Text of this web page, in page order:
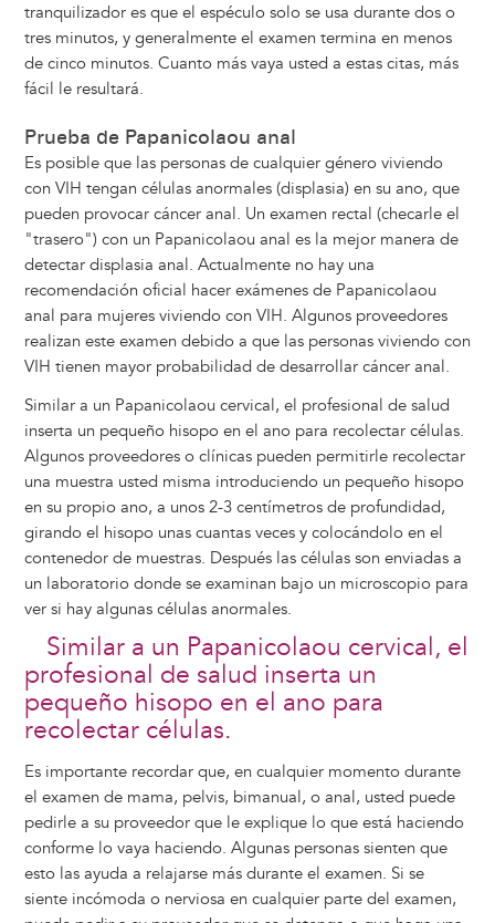
tranquilizador es que el espéculo solo se usa durante dos o
tres minutos, y generalmente el examen termina en menos
de cinco minutos. Cuanto más vaya usted a estas citas, más
fácil le resultará.
Prueba de Papanicolaou anal
Es posible que las personas de cualquier género viviendo
con VIH tengan células anormales (displasia) en su ano, que
pueden provocar cáncer anal. Un examen rectal (checarle el
"trasero") con un Papanicolaou anal es la mejor manera de
detectar displasia anal. Actualmente no hay una
recomendación oficial hacer exámenes de Papanicolaou
anal para mujeres viviendo con VIH. Algunos proveedores
realizan este examen debido a que las personas viviendo con
VIH tienen mayor probabilidad de desarrollar cáncer anal.
Similar a un Papanicolaou cervical, el profesional de salud
inserta un pequeño hisopo en el ano para recolectar células.
Algunos proveedores o clínicas pueden permitirle recolectar
una muestra usted misma introduciendo un pequeño hisopo
en su propio ano, a unos 2-3 centímetros de profundidad,
girando el hisopo unas cuantas veces y colocándolo en el
contenedor de muestras. Después las células son enviadas a
un laboratorio donde se examinan bajo un microscopio para
ver si hay algunas células anormales.
Similar a un Papanicolaou cervical, el
profesional de salud inserta un
pequeño hisopo en el ano para
recolectar células.
Es importante recordar que, en cualquier momento durante
el examen de mama, pelvis, bimanual, o anal, usted puede
pedirle a su proveedor que le explique lo que está haciendo
conforme lo vaya haciendo. Algunas personas sienten que
esto las ayuda a relajarse más durante el examen. Si se
siente incómoda o nerviosa en cualquier parte del examen,